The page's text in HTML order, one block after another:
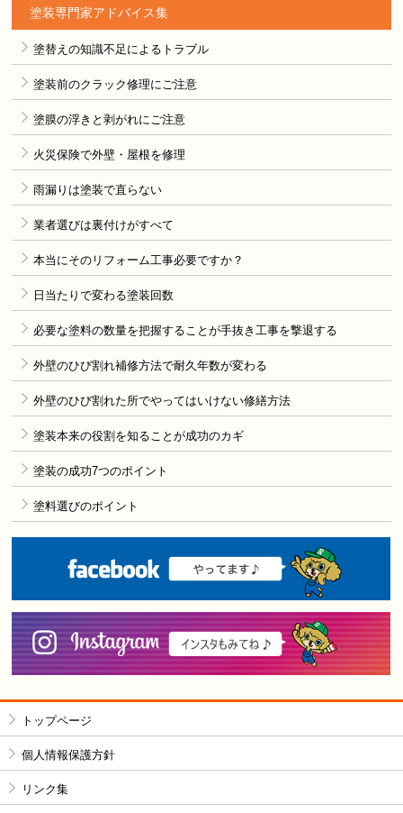
塗装専門家アドバイス集
塗替えの知識不足によるトラブル
塗装前のクラック修理にご注意
塗膜の浮きと剥がれにご注意
火災保険で外壁・屋根を修理
雨漏りは塗装で直らない
業者選びは裏付けがすべて
本当にそのリフォーム工事必要ですか？
日当たりで変わる塗装回数
必要な塗料の数量を把握することが手抜き工事を撃退する
外壁のひび割れ補修方法で耐久年数が変わる
外壁のひび割れた所でやってはいけない修繕方法
塗装本来の役割を知ることが成功のカギ
塗装の成功7つのポイント
塗料選びのポイント
トップページ
個人情報保護方針
リンク集